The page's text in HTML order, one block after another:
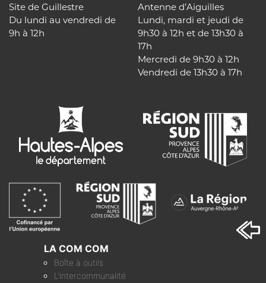
Site de Guillestre
Du lundi au vendredi de
9h à 12h
Antenne d’Aiguilles
Lundi, mardi et jeudi de
9h30 à 12h et de 13h30 à
17h
Mercredi de 9h30 à 12h
Vendredi de 13h30 à 17h
LA COM COM
Boîte à outils
L’intercommunalité